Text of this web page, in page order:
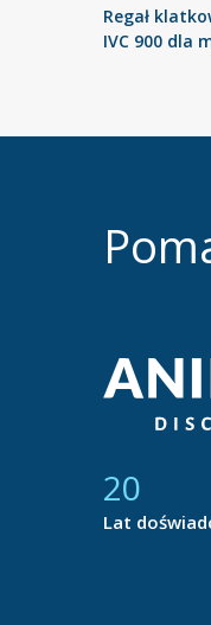
Regał
IVC 900 dla
21
Lat